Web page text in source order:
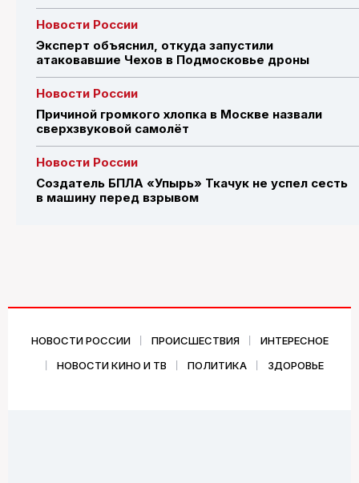
Новости России
Эксперт объяснил, откуда запустили
атаковавшие Чехов в Подмосковье дроны
Новости России
Причиной громкого хлопка в Москве назвали
сверхзвуковой самолёт
Новости России
Создатель БПЛА «Упырь» Ткачук не успел сесть
в машину перед взрывом
НОВОСТИ РОССИИ ПРОИСШЕСТВИЯ
ИНТЕРЕСНОЕ
НОВОСТИ КИНО И ТВ
ПОЛИТИКА ЗДОРОВЬЕ